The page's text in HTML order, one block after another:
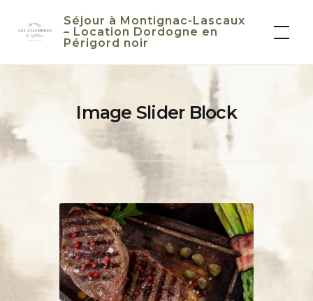
Séjour à Montignac-Lascaux
– Location Dordogne en
Périgord noir
Image Slider Block